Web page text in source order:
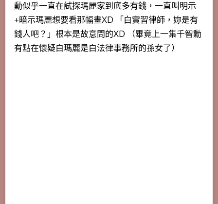
勳似乎一直在試探瑪麗家到底多有錢，一直叫明示
+暗示瑪麗想要看那幅畫XD 「白實習律師，妳是有
錢人吧？」根本是故意問的XD （畢竟上一集千智勳
有點在懷疑白瑪麗是白法律事務所的孫女了）